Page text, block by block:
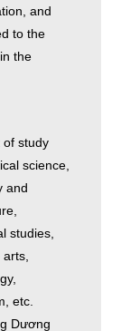
and
to the
the
of study
science,
and
studies,
etc.
Dương